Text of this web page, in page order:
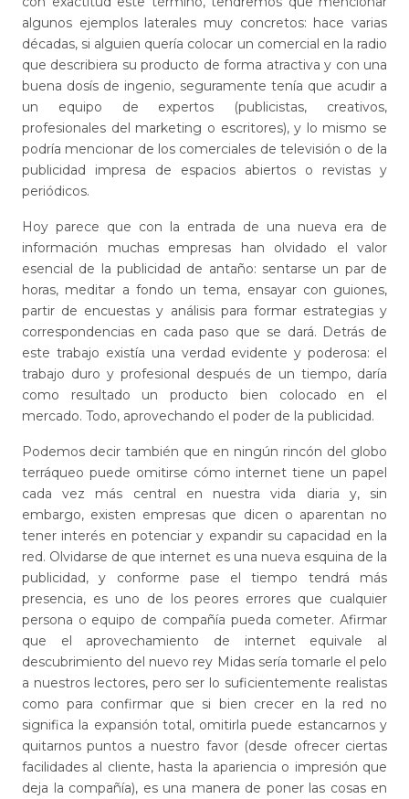
algunos ejemplos laterales muy concretos: hace varias
décadas, si alguien quería colocar un comercial en la radio
que describiera su producto de forma atractiva y con una
buena dosís de ingenio, seguramente tenía que acudir a
un equipo de expertos (publicistas, creativos,
profesionales del marketing o escritores), y lo mismo se
podría mencionar de los comerciales de televisión o de la
publicidad impresa de espacios abiertos o revistas y
periódicos.
Hoy parece que con la entrada de una nueva era de
información muchas empresas han olvidado el valor
esencial de la publicidad de antaño: sentarse un par de
horas, meditar a fondo un tema, ensayar con guiones,
partir de encuestas y análisis para formar estrategias y
correspondencias en cada paso que se dará. Detrás de
este trabajo existía una verdad evidente y poderosa: el
trabajo duro y profesional después de un tiempo, daría
como resultado un producto bien colocado en el
mercado. Todo, aprovechando el poder de la publicidad.
Podemos decir también que en ningún rincón del globo
terráqueo puede omitirse cómo internet tiene un papel
cada vez más central en nuestra vida diaria y, sin
embargo, existen empresas que dicen o aparentan no
tener interés en potenciar y expandir su capacidad en la
red. Olvidarse de que internet es una nueva esquina de la
publicidad, y conforme pase el tiempo tendrá más
presencia, es uno de los peores errores que cualquier
persona o equipo de compañía pueda cometer. Afirmar
que el aprovechamiento de internet equivale al
descubrimiento del nuevo rey Midas sería tomarle el pelo
a nuestros lectores, pero ser lo suficientemente realistas
como para confirmar que si bien crecer en la red no
significa la expansión total, omitirla puede estancarnos y
quitarnos puntos a nuestro favor (desde ofrecer ciertas
facilidades al cliente, hasta la apariencia o impresión que
deja la compañía), es una manera de poner las cosas en